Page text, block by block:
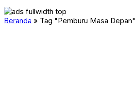
Beranda » Tag "Pemburu Masa Depan"